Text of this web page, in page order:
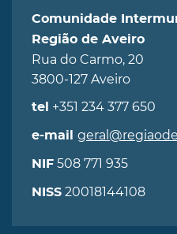
Comunidade
Região de Aveiro
Rua do Carmo, 20
3800-127 Aveiro
tel +351 234 377 650
e-mail
NIF 508 771 935
NISS 20018144108